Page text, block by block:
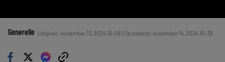
Generelle Udgivet: november 13, 2024 10:58 | Opdateret: november 14, 2024 10:36